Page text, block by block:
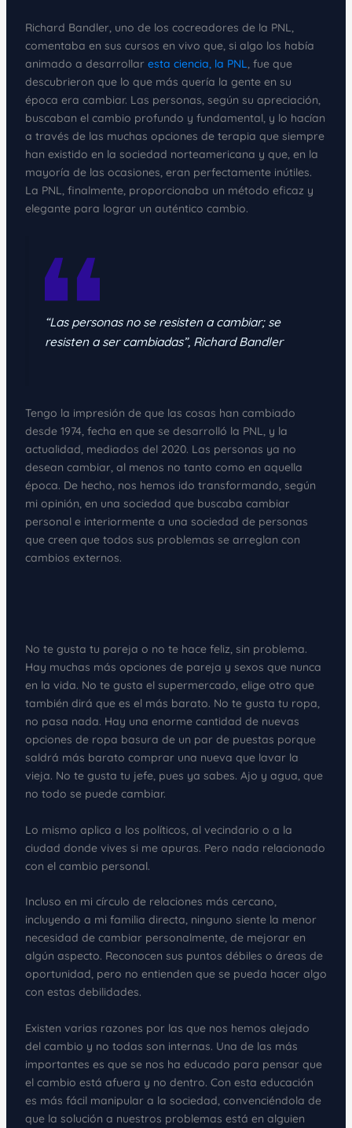
Richard Bandler, uno de los cocreadores de la PNL,
comentaba en sus cursos en vivo que, si algo los había
animado a desarrollar esta ciencia, la PNL
, fue que
descubrieron que lo que más quería la gente en su
época era cambiar. Las personas, según su apreciación,
buscaban el cambio profundo y fundamental, y lo hacían
a través de las muchas opciones de terapia que siempre
han existido en la sociedad norteamericana y que, en la
mayoría de las ocasiones, eran perfectamente inútiles.
La PNL, finalmente, proporcionaba un método eficaz y
elegante para lograr un auténtico cambio.
“Las personas no se resisten a cambiar; se
resisten a ser cambiadas”, Richard Bandler
Tengo la impresión de que las cosas han cambiado
desde 1974, fecha en que se desarrolló la PNL, y la
actualidad, mediados del 2020. Las personas ya no
desean cambiar, al menos no tanto como en aquella
época. De hecho, nos hemos ido transformando, según
mi opinión, en una sociedad que buscaba cambiar
personal e interiormente a una sociedad de personas
que creen que todos sus problemas se arreglan con
cambios externos.
No te gusta tu pareja o no te hace feliz, sin problema.
Hay muchas más opciones de pareja y sexos que nunca
en la vida. No te gusta el supermercado, elige otro que
también dirá que es el más barato. No te gusta tu ropa,
no pasa nada. Hay una enorme cantidad de nuevas
opciones de ropa basura de un par de puestas porque
saldrá más barato comprar una nueva que lavar la
vieja. No te gusta tu jefe, pues ya sabes. Ajo y agua, que
no todo se puede cambiar.
Lo mismo aplica a los políticos, al vecindario o a la
ciudad donde vives si me apuras. Pero nada relacionado
con el cambio personal.
Incluso en mi círculo de relaciones más cercano,
incluyendo a mi familia directa, ninguno siente la menor
necesidad de cambiar personalmente, de mejorar en
algún aspecto. Reconocen sus puntos débiles o áreas de
oportunidad, pero no entienden que se pueda hacer algo
con estas debilidades.
Existen varias razones por las que nos hemos alejado
del cambio y no todas son internas. Una de las más
importantes es que se nos ha educado para pensar que
el cambio está afuera y no dentro. Con esta educación
es más fácil manipular a la sociedad, convenciéndola de
que la solución a nuestros problemas está en alguien